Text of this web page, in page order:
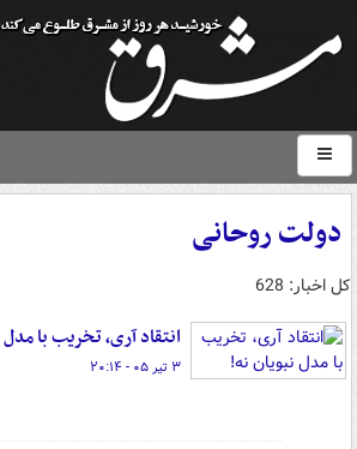
دولت روحانی
کل اخبار: 628
انتقاد آری، تخریب با مدل
۳ تیر ۰۵ - ۲۰:۱۴